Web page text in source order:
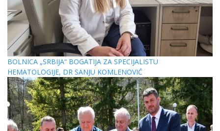
BOLNICA „SRBIJA“ BOGATIJA ZA SPECIJALISTU
HEMATOLOGIJE, DR SANJU KOMLENOVIĆ